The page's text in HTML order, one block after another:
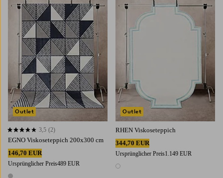
EGNO Viskoseteppich 200x300 cm
146,70 EUR
Ursprünglicher Preis489 EUR
3,5 basierend auf 2 Bewertungen
3,5 (2)
Outlet
RHEN Viskoseteppich
344,70 EUR
Ursprünglicher Preis1.149 EUR
1 Farbe
Outlet